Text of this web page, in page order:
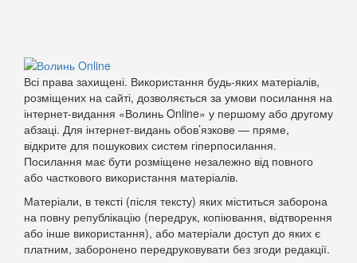
Всі права захищені. Використання будь-яких матеріалів,
розміщених на сайті, дозволяється за умови посилання на
інтернет-видання «Волинь Online» у першому або другому
абзаці. Для інтернет-видань обов’язкове — пряме,
відкрите для пошукових систем гіперпосилання.
Посилання має бути розміщене незалежно від повного
або часткового використання матеріалів.
Матеріали, в тексті (після тексту) яких міститься заборона
на повну републікацію (передрук, копіювання, відтворення
або інше використання), або матеріали доступ до яких є
платним, заборонено передруковувати без згоди редакції.